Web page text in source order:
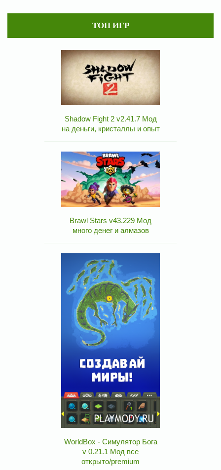
ТОП ИГР
Shadow Fight 2 v2.41.7 Мод
на деньги, кристаллы и опыт
Brawl Stars v43.229 Мод
много денег и алмазов
WorldBox - Симулятор Бога
v 0.21.1 Мод все
открыто/premium